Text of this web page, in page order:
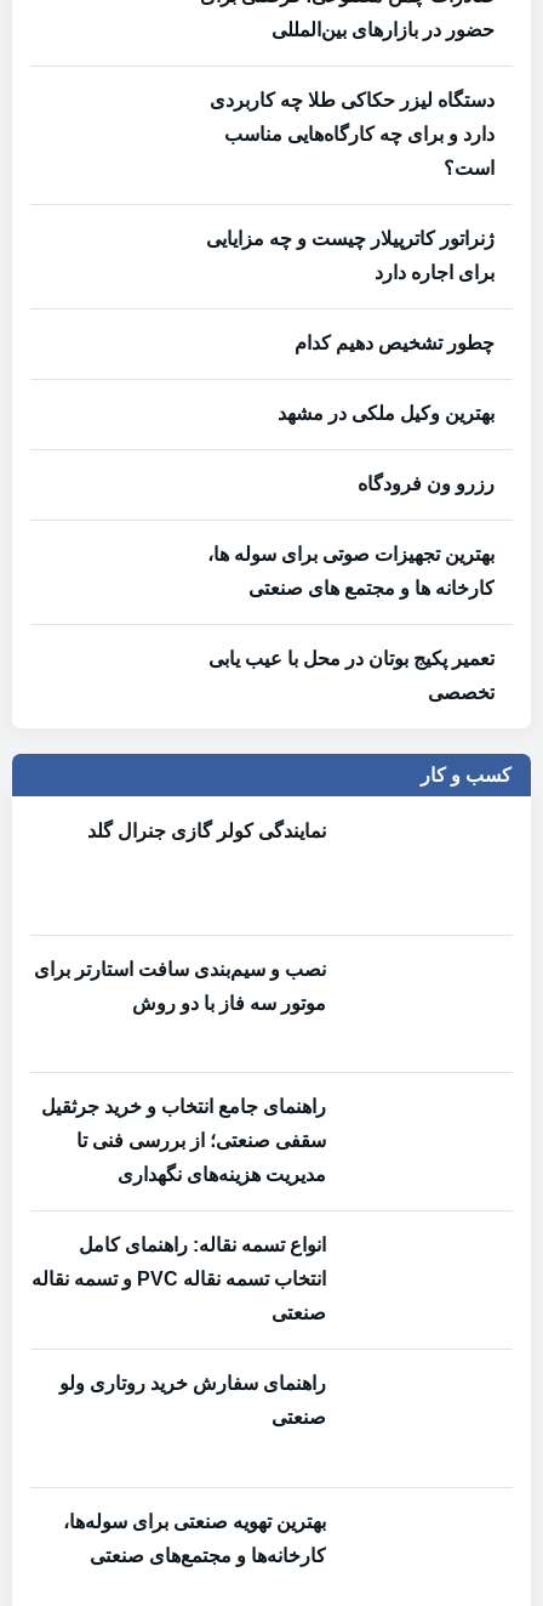
حضور در بازارهای بین‌المللی
دستگاه لیزر حکاکی طلا چه کاربردی
دارد و برای چه کارگاه‌هایی مناسب
است؟
ژنراتور کاترپیلار چیست و چه مزایایی
برای اجاره دارد
چطور تشخیص دهیم کدام
بهترین وکیل ملکی در مشهد
رزرو ون فرودگاه
بهترین تجهیزات صوتی برای سوله‌ ها،
کارخانه‌ ها و مجتمع‌ های صنعتی
تعمیر پکیج بوتان در محل با عیب یابی
تخصصی
کسب و کار
نمایندگی کولر گازی جنرال گلد
نصب و سیم‌بندی سافت استارتر برای
موتور سه فاز با دو روش
راهنمای جامع انتخاب و خرید جرثقیل
سقفی صنعتی؛ از بررسی فنی تا
مدیریت هزینه‌های نگهداری
انواع تسمه نقاله: راهنمای کامل
انتخاب تسمه نقاله PVC و تسمه نقاله
صنعتی
راهنمای سفارش خرید روتاری ولو
صنعتی
بهترین تهویه صنعتی برای سوله‌ها،
کارخانه‌ها و مجتمع‌های صنعتی